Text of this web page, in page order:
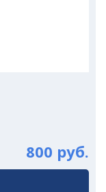
800 руб.